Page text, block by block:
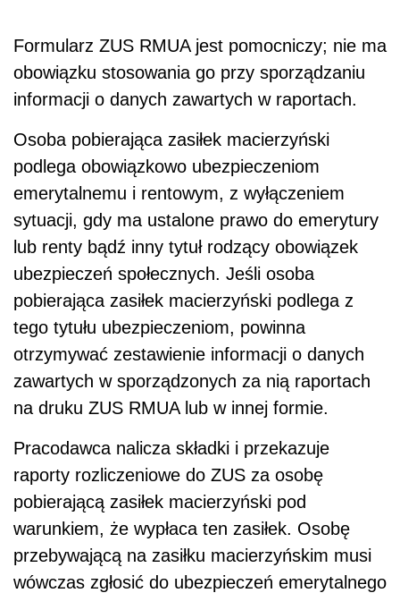
Formularz ZUS RMUA jest pomocniczy; nie ma
obowiązku stosowania go przy sporządzaniu
informacji o danych zawartych w raportach.
Osoba pobierająca zasiłek macierzyński
podlega obowiązkowo ubezpieczeniom
emerytalnemu i rentowym, z wyłączeniem
sytuacji, gdy ma ustalone prawo do emerytury
lub renty bądź inny tytuł rodzący obowiązek
ubezpieczeń społecznych. Jeśli osoba
pobierająca zasiłek macierzyński podlega z
tego tytułu ubezpieczeniom, powinna
otrzymywać zestawienie informacji o danych
zawartych w sporządzonych za nią raportach
na druku ZUS RMUA lub w innej formie.
Pracodawca nalicza składki i przekazuje
raporty rozliczeniowe do ZUS za osobę
pobierającą zasiłek macierzyński pod
warunkiem, że wypłaca ten zasiłek. Osobę
przebywającą na zasiłku macierzyńskim musi
wówczas zgłosić do ubezpieczeń emerytalnego